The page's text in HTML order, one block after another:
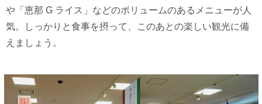
や「恵那 G ライス」などのボリュームのあるメニューが⼈
気。しっかりと⾷事を摂って、このあとの楽しい観光に備
えましょう。